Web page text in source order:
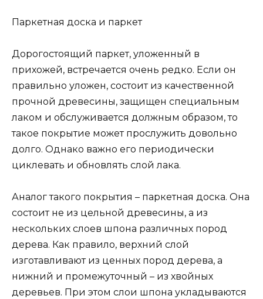
Паркетная доска и паркет
Дорогостоящий паркет, уложенный в
прихожей, встречается очень редко. Если он
правильно уложен, состоит из качественной
прочной древесины, защищен специальным
лаком и обслуживается должным образом, то
такое покрытие может прослужить довольно
долго. Однако важно его периодически
циклевать и обновлять слой лака.
Аналог такого покрытия – паркетная доска. Она
состоит не из цельной древесины, а из
нескольких слоев шпона различных пород
дерева. Как правило, верхний слой
изготавливают из ценных пород дерева, а
нижний и промежуточный – из хвойных
деревьев. При этом слои шпона укладываются